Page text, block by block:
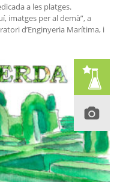
a les platges.
imatges per al demà”, a
d’Enginyeria Marítima, i